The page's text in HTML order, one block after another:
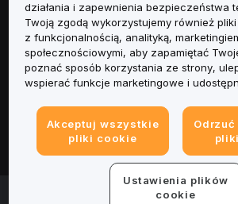
Usługi
Obsługa Klienta
Informacje prawne
© 2025-2026 Bybit.eu. All rights
działania i zapewnienia bezpieczeństwa
Twoją zgodą wykorzystujemy również
z funkcjonalnością, analityką,
społecznościowymi, aby zapamiętać
poznać sposób korzystania ze strony,
wspierać funkcje marketingowe i
Akceptuj wszystkie
pliki cookie
Ustawienia plików
cookie